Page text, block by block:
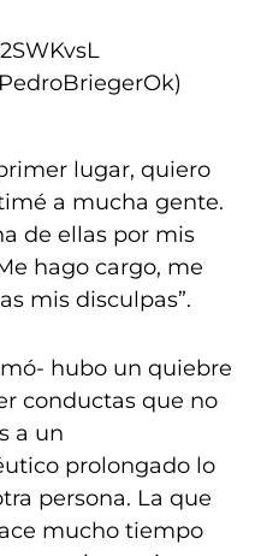
lugar, quiero
a mucha gente.
de ellas por mis
hago cargo, me
mis disculpas”.
hubo un quiebre
conductas que no
a un
prolongado lo
persona. La que
mucho tiempo